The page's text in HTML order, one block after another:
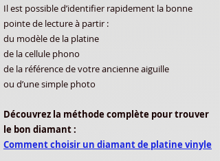
Il est possible d’identifier rapidement la bonne
pointe de lecture à partir :
du modèle de la platine
de la cellule phono
de la référence de votre ancienne aiguille
ou d’une simple photo
Découvrez la méthode complète pour trouver
le bon diamant :
Comment choisir un diamant de platine vinyle